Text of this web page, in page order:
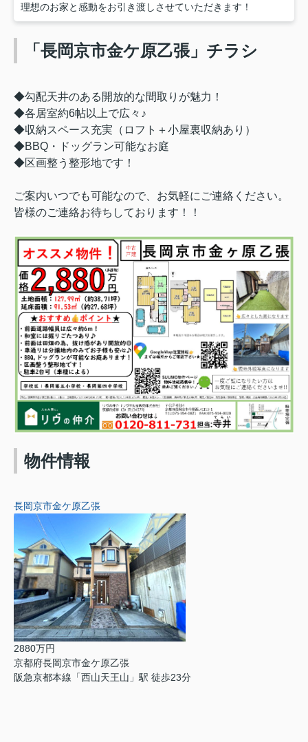
理想のお家と感動をお引き渡しさせていただきます！
「長岡京市金ケ原乙張」チラシ
◆勾配天井のある開放的な間取りが魅力！
◆各居室約6帖以上で広々♪
◆収納スペース充実（ロフト＋小屋裏収納あり）
◆BBQ・ドッグラン可能なお庭
◆区画整う整形地です！
ご案内いつでも可能なので、お気軽にご連絡ください。
皆様のご連絡お待ちしております！！
物件情報
長岡京市金ケ原乙張
2880万円
京都府長岡京市金ケ原乙張
阪急京都本線「西山天王山」駅 徒歩23分